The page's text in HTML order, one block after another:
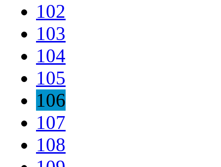
102
103
104
105
106
107
108